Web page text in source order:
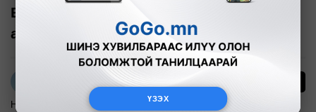
ҮЗЭХ
БНСУ-д ажиллах хүсэлтэй иргэдийн
анхааралд
Л.Амарцэцэг
Нийгэм 2025-02-21